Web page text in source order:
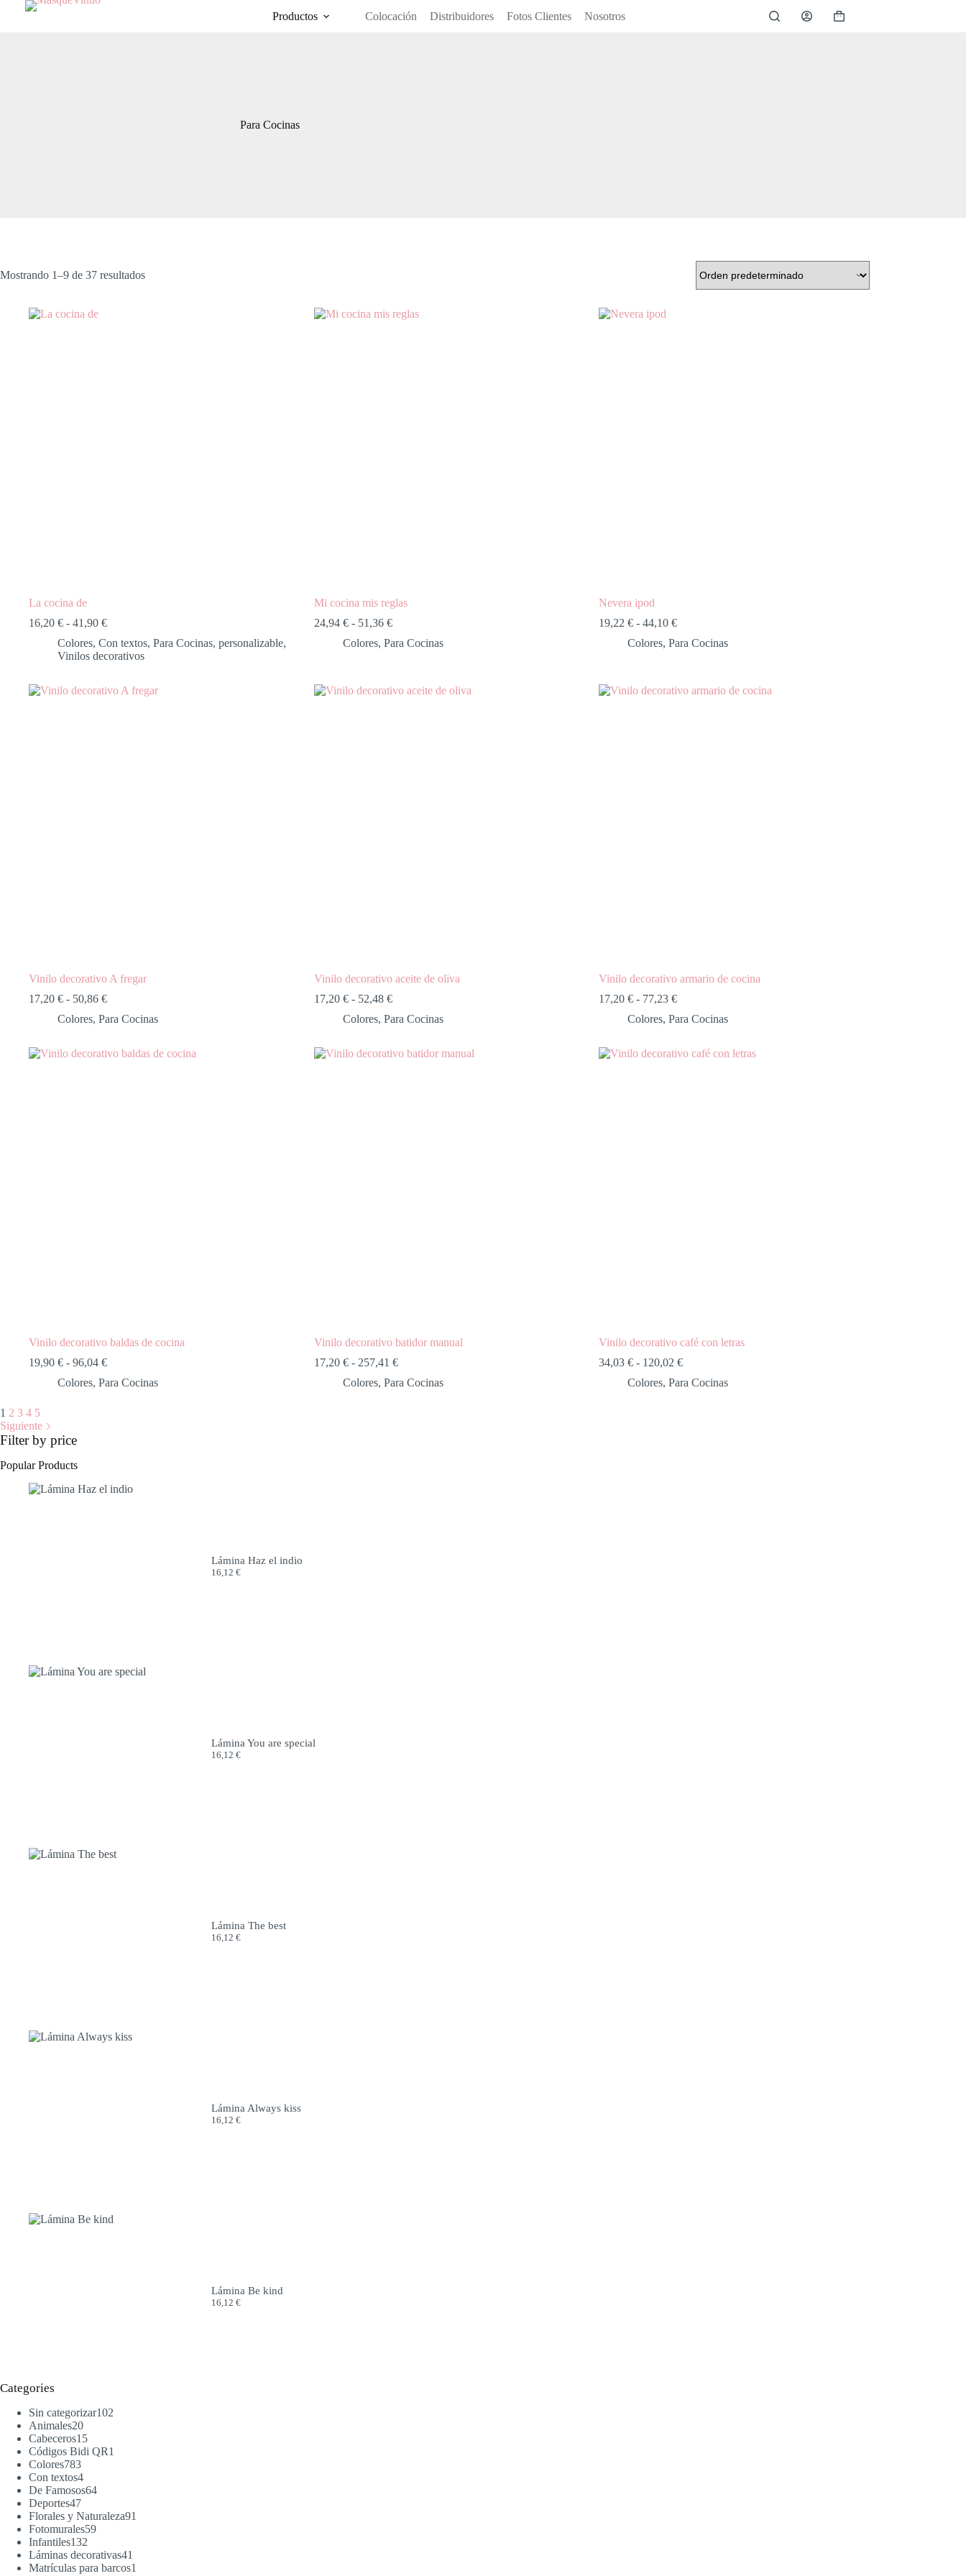
Productos Colocación Distribuidores Fotos Clientes Nosotros
Para Cocinas
Mostrando 1–9 de 37 resultados
La cocina de
16,20 € - 41,90 €
Colores, Con textos, Para Cocinas, personalizable,
Vinilos decorativos
Mi cocina mis reglas
24,94 € - 51,36 €
Colores, Para Cocinas
Nevera ipod
19,22€ - 44,10€
Colores,Para Cocinas
Vinilo decorativo A fregar
17,20 € - 50,86 €
Colores, Para Cocinas
Vinilo decorativo aceite de oliva
17,20 € - 52,48 €
Colores, Para Cocinas
Vinilo decorativo armario de cocina
17,20€ - 77,23€
Colores,Para Cocinas
Vinilo decorativo baldas de cocina
19,90 € - 96,04 €
Colores, Para Cocinas
Vinilo decorativo batidor manual
17,20 € - 257,41 €
Colores, Para Cocinas
Vinilo decorativo café con letras
34,03€ - 120,02€
Colores,Para Cocinas
1 2 3 4 5
Siguiente
Filter by price
Popular Products
Lámina Haz el indio
16,12 €
Lámina You are special
16,12 €
Lámina The best
16,12 €
Lámina Always kiss
16,12 €
Lámina Be kind
16,12 €
Categories
Sin categorizar102
Animales20
Cabeceros15
Códigos Bidi QR1
Colores783
Con textos4
De Famosos64
Deportes47
Florales y Naturaleza91
Fotomurales59
Infantiles132
Láminas decorativas41
Matrículas para barcos1